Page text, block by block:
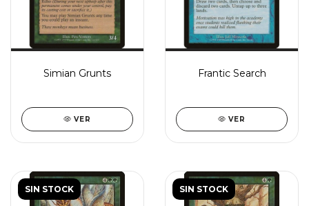
Simian Grunts
VER
Frantic Search
VER
SIN STOCK SIN STOCK